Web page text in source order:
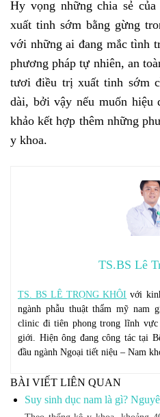
Hy vọng những chia sẻ
xuất tinh sớm bằng gừng
với những ai đang mắc tình
phương pháp tự nhiên, an
tươi điều trị xuất tinh sớm
dài, bởi vậy nếu muốn hiệu
khảo kết hợp thêm những
y khoa.
TS.BS Lê
TS. BS LÊ TRỌNG KHÔI với
ngành phẫu thuật thẩm mỹ nam
clinic đi tiên phong trong lĩnh vực
giới. Hiện ông đang công tác tại
đầu ngành Ngoại tiết niệu – Nam
BÀI VIẾT LIÊN QUAN
Suy sinh dục nam là gì?